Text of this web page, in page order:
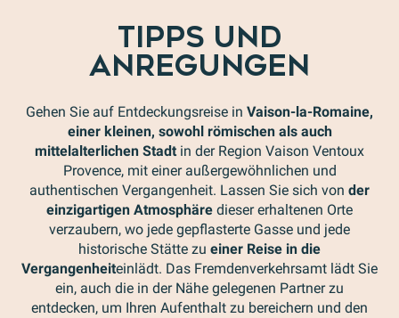
TIPPS UND
ANREGUNGEN
Gehen Sie auf Entdeckungsreise in Vaison-la-Romaine,
einer kleinen, sowohl römischen als auch
mittelalterlichen Stadt in der Region Vaison Ventoux
Provence, mit einer außergewöhnlichen und
authentischen Vergangenheit. Lassen Sie sich von der
einzigartigen Atmosphäre dieser erhaltenen Orte
verzaubern, wo jede gepflasterte Gasse und jede
historische Stätte zu einer Reise in die
Vergangenheiteinlädt. Das Fremdenverkehrsamt lädt Sie
ein, auch die in der Nähe gelegenen Partner zu
entdecken, um Ihren Aufenthalt zu bereichern und den